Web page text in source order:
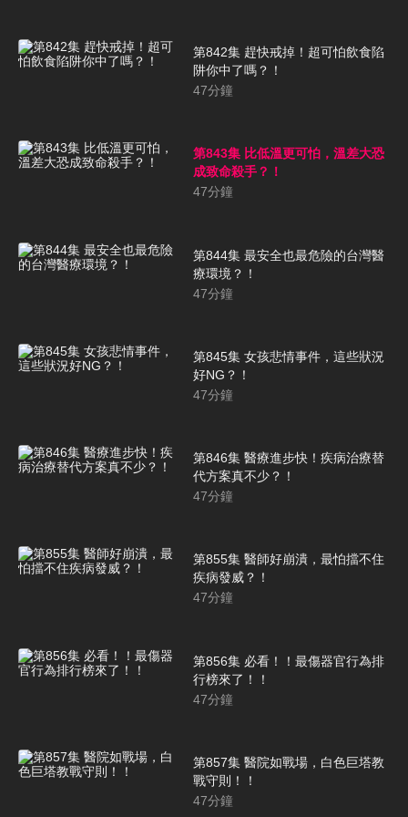
第842集 趕快戒掉！超可怕飲食陷
阱你中了嗎？！
47分鐘
第843集 比低溫更可怕，溫差大恐
成致命殺手？！
47分鐘
第844集 最安全也最危險的台灣醫
療環境？！
47分鐘
第845集 女孩悲情事件，這些狀況
好NG？！
47分鐘
第846集 醫療進步快！疾病治療替
代方案真不少？！
47分鐘
第855集 醫師好崩潰，最怕擋不住
疾病發威？！
47分鐘
第856集 必看！！最傷器官行為排
行榜來了！！
47分鐘
第857集 醫院如戰場，白色巨塔教
戰守則！！
47分鐘